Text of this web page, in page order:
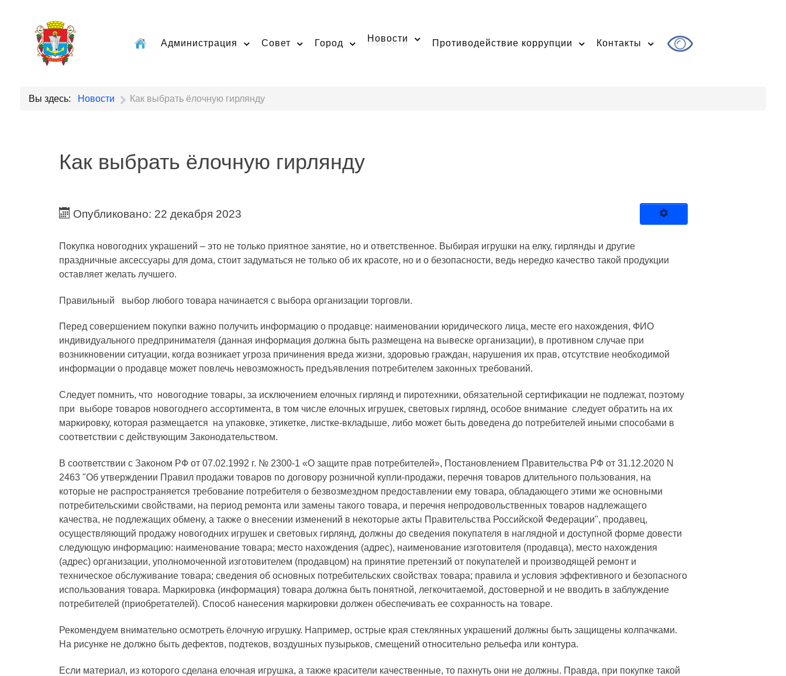
Администрация Совет Город Новости Противодействие коррупции Контакты
Вы здесь: Новости Как выбрать ёлочную гирлянду
Как выбрать ёлочную гирлянду
Опубликовано: 22 декабря 2023
Покупка новогодних украшений – это не только приятное занятие, но и ответственное. Выбирая игрушки на елку, гирлянды и другие
праздничные аксессуары для дома, стоит задуматься не только об их красоте, но и о безопасности, ведь нередко качество такой продукции
оставляет желать лучшего.
Правильный выбор любого товара начинается с выбора организации торговли.
Перед совершением покупки важно получить информацию о продавце: наименовании юридического лица, месте его нахождения, ФИО
индивидуального предпринимателя (данная информация должна быть размещена на вывеске организации), в противном случае при
возникновении ситуации, когда возникает угроза причинения вреда жизни, здоровью граждан, нарушения их прав, отсутствие необходимой
информации о продавце может повлечь невозможность предъявления потребителем законных требований.
Следует помнить, что новогодние товары, за исключением елочных гирлянд и пиротехники, обязательной сертификации не подлежат, поэтому
при выборе товаров новогоднего ассортимента, в том числе елочных игрушек, световых гирлянд, особое внимание следует обратить на их
маркировку, которая размещается на упаковке, этикетке, листке-вкладыше, либо может быть доведена до потребителей иными способами в
соответствии с действующим Законодательством.
В соответствии с Законом РФ от 07.02.1992 г. № 2300-1 «О защите прав потребителей», Постановлением Правительства РФ от 31.12.2020 N
2463 "Об утверждении Правил продажи товаров по договору розничной купли-продажи, перечня товаров длительного пользования, на
которые не распространяется требование потребителя о безвозмездном предоставлении ему товара, обладающего этими же основными
потребительскими свойствами, на период ремонта или замены такого товара, и перечня непродовольственных товаров надлежащего
качества, не подлежащих обмену, а также о внесении изменений в некоторые акты Правительства Российской Федерации", продавец,
осуществляющий продажу новогодних игрушек и световых гирлянд, должны до сведения покупателя в наглядной и доступной форме довести
следующую информацию: наименование товара; место нахождения (адрес), наименование изготовителя (продавца), место нахождения
(адрес) организации, уполномоченной изготовителем (продавцом) на принятие претензий от покупателей и производящей ремонт и
техническое обслуживание товара; сведения об основных потребительских свойствах товара; правила и условия эффективного и безопасного
использования товара. Маркировка (информация) товара должна быть понятной, легкочитаемой, достоверной и не вводить в заблуждение
потребителей (приобретателей). Способ нанесения маркировки должен обеспечивать ее сохранность на товаре.
Рекомендуем внимательно осмотреть ёлочную игрушку. Например, острые края стеклянных украшений должны быть защищены колпачками.
На рисунке не должно быть дефектов, подтеков, воздушных пузырьков, смещений относительно рельефа или контура.
Если материал, из которого сделана елочная игрушка, а также красители качественные, то пахнуть они не должны. Правда, при покупке такой